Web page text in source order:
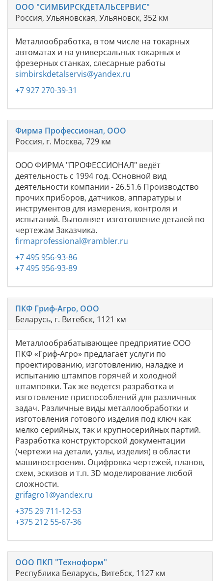
ООО "СИМБИРСКДЕТАЛЬСЕРВИС"
Россия, Ульяновская, Ульяновск, 352 км
Металлообработка, в том числе на токарных
автоматах и на универсальных токарных и
фрезерных станках, слесарные работы
simbirskdetalservis@yandex.ru
+7 927 270-39-31
Фирма Профессионал, ООО
Россия, г. Москва, 729 км
ООО ФИРМА "ПРОФЕССИОНАЛ" ведёт
деятельность с 1994 год. Основной вид
деятельности компании - 26.51.6 Производство
прочих приборов, датчиков, аппаратуры и
инструментов для измерения, контроля и
испытаний. Выполняет изготовление деталей по
чертежам Заказчика.
firmaprofessional@rambler.ru
+7 495 956-93-86
+7 495 956-93-89
ПКФ Гриф-Агро, ООО
Беларусь, г. Витебск, 1121 км
Металлообрабатывающее предприятие ООО
ПКФ «Гриф-Агро» предлагает услуги по
проектированию, изготовлению, наладке и
испытанию штампов горячей и холодной
штамповки. Так же ведется разработка и
изготовление приспособлений для различных
задач. Различные виды металлообработки и
изготовления готового изделия под ключ как
мелко серийных, так и крупносерийных партий.
Разработка конструкторской документации
(чертежи на детали, узлы, изделия) в области
машиностроения. Оцифровка чертежей, планов,
схем, эскизов и т.п. 3D моделирование любой
сложности.
grifagro1@yandex.ru
+375 29 711-12-53
+375 212 55-67-36
ООО ПКП "Техноформ"
Республика Беларусь, Витебск, 1127 км